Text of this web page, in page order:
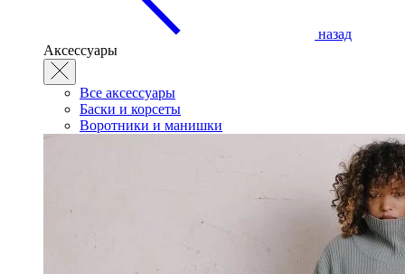
назад
Аксессуары
Все аксессуары
Баски и корсеты
Воротники и манишки